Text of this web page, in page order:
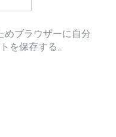
めブラウザーに自分
を保存する。